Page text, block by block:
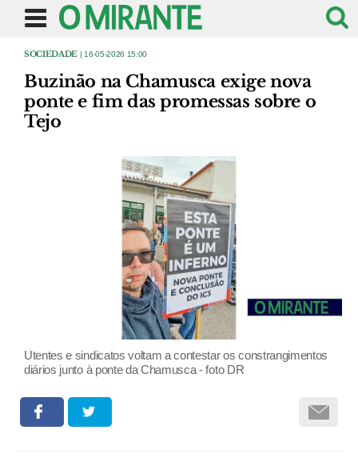
SOCIEDADE | 16-05-2026 15:00
Buzinão na Chamusca exige nova
ponte e fim das promessas sobre o
Tejo
Utentes e sindicatos voltam a contestar os constrangimentos
diários junto à ponte da Chamusca - foto DR